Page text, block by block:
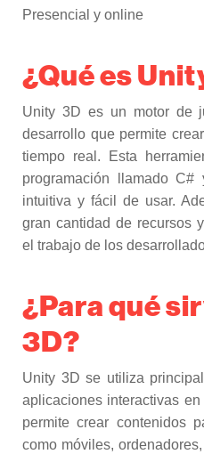
Presencial y online
¿Qué es
Unity 3D es un motor de
desarrollo que permite
tiempo real. Esta
programación llamado
intuitiva y fácil de usar.
gran cantidad de recursos
el trabajo de los
¿Para qué
3D?
Unity 3D se utiliza
aplicaciones interactivas
permite crear contenidos
como móviles,